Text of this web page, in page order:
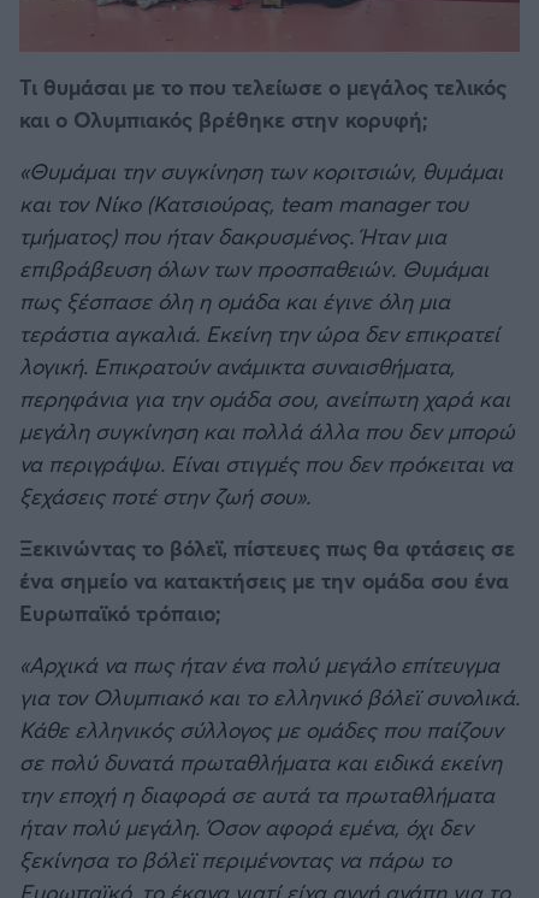
Τι θυμάσαι με το που τελείωσε ο μεγάλος τελικός
και ο Ολυμπιακός βρέθηκε στην κορυφή;
«Θυμάμαι την συγκίνηση των κοριτσιών, θυμάμαι
και τον Νίκο (Κατσιούρας, team manager του
τμήματος) που ήταν δακρυσμένος. Ήταν μια
επιβράβευση όλων των προσπαθειών. Θυμάμαι
πως ξέσπασε όλη η ομάδα και έγινε όλη μια
τεράστια αγκαλιά. Εκείνη την ώρα δεν επικρατεί
λογική. Επικρατούν ανάμικτα συναισθήματα,
περηφάνια για την ομάδα σου, ανείπωτη χαρά και
μεγάλη συγκίνηση και πολλά άλλα που δεν μπορώ
να περιγράψω. Είναι στιγμές που δεν πρόκειται να
ξεχάσεις ποτέ στην ζωή σου».
Ξεκινώντας το βόλεϊ, πίστευες πως θα φτάσεις σε
ένα σημείο να κατακτήσεις με την ομάδα σου ένα
Ευρωπαϊκό τρόπαιο;
«Αρχικά να πως ήταν ένα πολύ μεγάλο επίτευγμα
για τον Ολυμπιακό και το ελληνικό βόλεϊ συνολικά.
Κάθε ελληνικός σύλλογος με ομάδες που παίζουν
σε πολύ δυνατά πρωταθλήματα και ειδικά εκείνη
την εποχή η διαφορά σε αυτά τα πρωταθλήματα
ήταν πολύ μεγάλη. Όσον αφορά εμένα, όχι δεν
ξεκίνησα το βόλεϊ περιμένοντας να πάρω το